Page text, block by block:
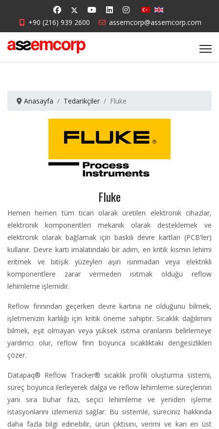
+90 (216) 939 2600 assemcorp@assemcorp.com
Anasayfa Tedarikçiler Fluke
Fluke
Hemen hemen tüm ticari olarak üretilen elektronik cihazlar,
elektronik komponentleri mekanik olarak desteklemek ve
elektronik olarak bağlamak için baskılı devre kartları (PCB'ler)
kullanır. Devre kartı imalatındaki bir adım, en kritik kısmın lehimi
eritmek ve bitişik yüzeyleri aşırı ısınmadan veya elektrikli
komponentlere zarar vermeden ısıtmak olduğu reflow
lehimleme işlemidir.
Reflow fırınından geçerken devre kartına ne olduğunu bilmek,
işletmenizin karlılığı için kritik öneme sahiptir. Sıcaklık dağılımını
bilmek, eşit olmayan veya yüksek ısıtma oranlarını belirlemeye
yardımcı olur, reflow fırın boyunca sıcaklıktaki dengesizlikleri
çözer.
Datapaq® Reflow Tracker® sıcaklık profili oluşturma sistemi,
süreç boyunca ilerleyerek dalga ve reflow lehimleme süreçlerinin
yanı sıra buhar fazı, seçici lehimleme ve yeniden işleme
istasyonlarını izlemenizi sağlar. Bu sistemle, süreciniz hakkında
daha fazla bilgi edinebilir, ürün çıktısını, verimi ve karı en üst